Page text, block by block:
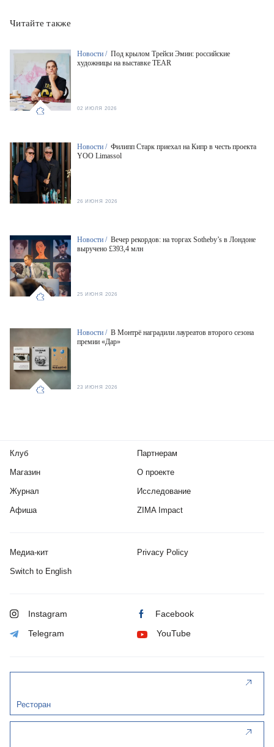
Читайте также
Новости / Под крылом Трейси Эмин: российские
художницы на выставке TEAR
02 ИЮЛЯ 2026
Новости / Филипп Старк приехал на Кипр в честь проекта
YOO Limassol
26 ИЮНЯ 2026
Новости / Вечер рекордов: на торгах Sotheby’s в Лондоне
выручено £393,4 млн
25 ИЮНЯ 2026
Новости / В Монтрё наградили лауреатов второго сезона
премии «Дар»
23 ИЮНЯ 2026
Клуб
Магазин
Журнал
Афиша
Партнерам
О проекте
Исследование
ZIMA Impact
Медиа-кит Privacy Policy
Switch to English
Instagram Facebook
Telegram YouTube
Ресторан